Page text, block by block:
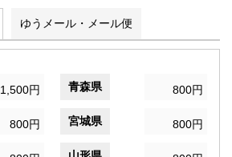
ゆうメール・メール便
1,500円 青森県 800円
800円 宮城県 800円